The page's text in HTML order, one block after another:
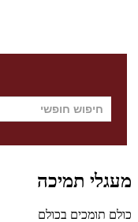
מעגלי תמיכה
כולם תומכים בכולם